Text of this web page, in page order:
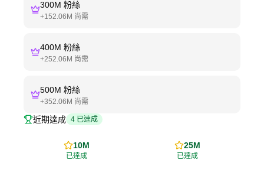
300M 粉絲
+152.06M 尚需
400M 粉絲
+252.06M 尚需
500M 粉絲
+352.06M 尚需
近期達成 4 已達成
10M
已達成
25M
已達成